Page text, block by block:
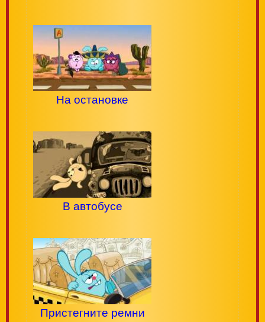
На остановке
В автобусе
Пристегните ремни